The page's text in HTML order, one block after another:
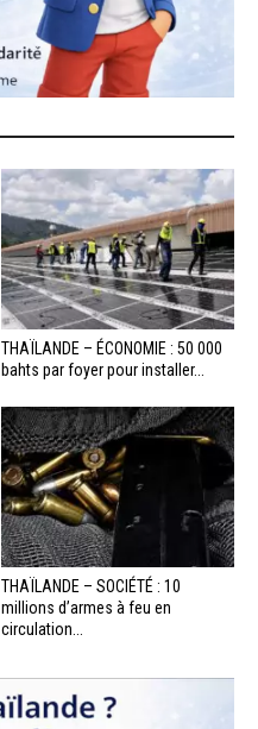
THAÏLANDE – ÉCONOMIE : 50 000
bahts par foyer pour installer...
THAÏLANDE – SOCIÉTÉ : 10
millions d’armes à feu en
circulation...